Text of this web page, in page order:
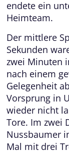
endete ein
Heimteam.
Der mittlere
Sekunden
zwei Minuten
nach einem
Gelegenheit
Vorsprung in
wieder nicht
Tore. Im zwei
Nussbaumer
Mal mit drei